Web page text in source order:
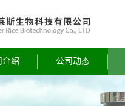
介绍 公司动态